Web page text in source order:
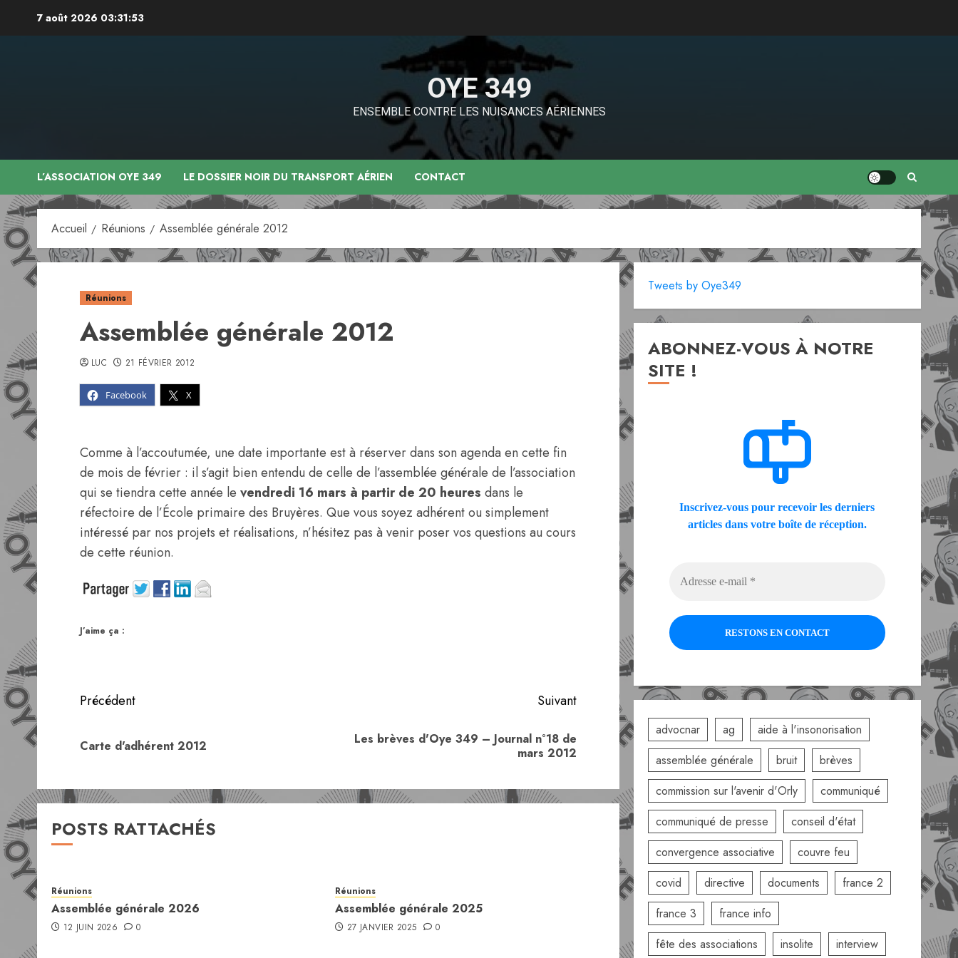
7 août 2026 03:31:53
OYE 349
ENSEMBLE CONTRE LES NUISANCES AÉRIENNES
L’ASSOCIATION OYE 349 LE DOSSIER NOIR DU TRANSPORT AÉRIEN CONTACT
Accueil Réunions Assemblée générale 2012
Réunions
Assemblée générale 2012
Facebook X
LUC 21 FÉVRIER 2012
Comme à l’accoutumée, une date importante est à réserver dans son agenda en cette fin
de mois de février : il s’agit bien entendu de celle de l’assemblée générale de l’association
qui se tiendra cette année le vendredi 16 mars à partir de 20 heures dans le
réfectoire de l’École primaire des Bruyères. Que vous soyez adhérent ou simplement
intéressé par nos projets et réalisations, n’hésitez pas à venir poser vos questions au cours
de cette réunion.
J’aime ça :
Navigation
Précédent
Article
Carte d'adhérent 2012
Suivant
ArticleLes brèves d'Oye 349 – Journal n°18 de
mars 2012
POSTS RATTACHÉS
Réunions
Assemblée générale 2026
12 JUIN 2026 0
Réunions
Assemblée générale 2025
27 JANVIER 2025 0
Tweets by Oye349
ABONNEZ-VOUS À NOTRE
SITE !
Inscrivez-vous pour recevoir les derniers
articles dans votre boîte de réception.
advocnar ag
aide à l'insonorisation
assemblée générale
bruit
brèves
commission sur l'avenir d'Orly
communiqué
communiqué de presse
conseil d'état
convergence associative
couvre feu
covid
directive documents
france 2
france 3
france info
fête des associations
insolite interview